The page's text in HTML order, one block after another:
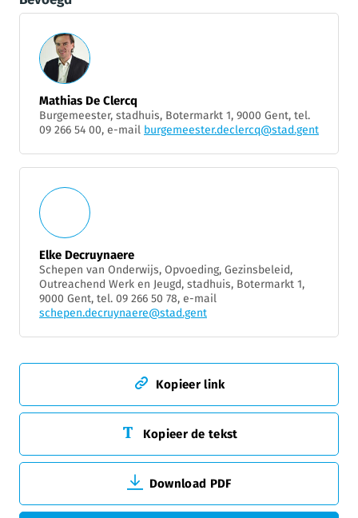
Mathias De Clercq
Burgemeester, stadhuis, Botermarkt 1, 9000 Gent, tel.
09 266 54 00, e-mail burgemeester.declercq@stad.gent
Elke Decruynaere
Schepen van Onderwijs, Opvoeding, Gezinsbeleid,
Outreachend Werk en Jeugd, stadhuis, Botermarkt 1,
9000 Gent, tel. 09 266 50 78, e-mail
schepen.decruynaere@stad.gent
Kopieer link
Kopieer de tekst
Download PDF